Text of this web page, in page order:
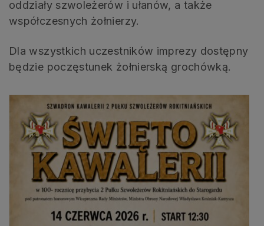
oddziały szwoleżerów i ułanów, a także
współczesnych żołnierzy.
Dla wszystkich uczestników imprezy dostępny
będzie poczęstunek żołnierską grochówką.